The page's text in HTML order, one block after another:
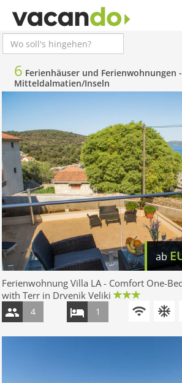
6 Ferienhäuser und Ferienwohnungen -
Mitteldalmatien/Inseln
ab
Ferienwohnung Villa LA - Comfort One-
with Terr in Drvenik Veliki
4 1